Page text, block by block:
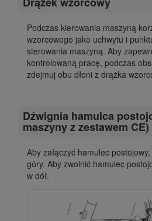
Podczas kierowania maszyną
wzorcowego jako uchwytu i
sterowania maszyną. Aby
kontrolowaną pracę, podczas
zdejmuj obu dłoni z drążka
Dźwignia hamulca
maszyny z zestawem CE)
Aby załączyć hamulec
góry. Aby zwolnić hamulec
w dół.